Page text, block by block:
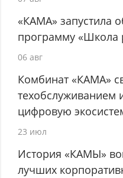
«КАМА» запустила
программу «Школа
06 авг
Комбинат «КАМА»
техобслуживанием
цифровую
23 июл
История «КАМЫ»
лучших